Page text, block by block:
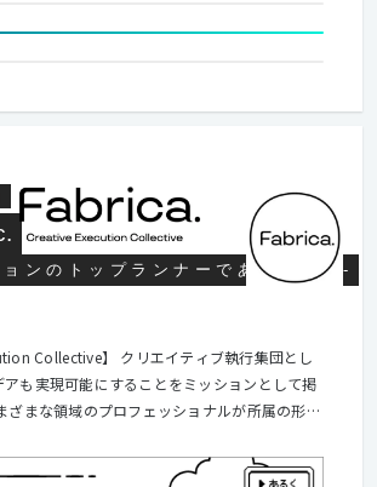
ン の ト ッ プ ラ ン ナ ー で あ り 続 け る -
クリエイティブ執行集団とし
アも実現可能にすることをミッションとして掲
ざまな領域のプロフェッショナルが所属の形態
つフレキシブルなプロダクションの新しいカタ